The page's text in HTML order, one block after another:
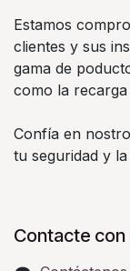
Estamos
clientes y sus
gama de
como la
Confía en
tu seguridad y
Contacte